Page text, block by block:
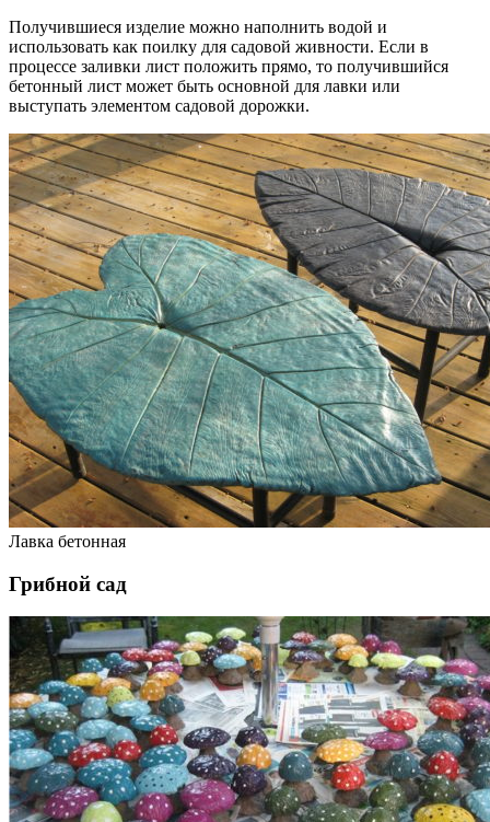
Получившиеся изделие можно наполнить водой и
использовать как поилку для садовой живности. Если в
процессе заливки лист положить прямо, то получившийся
бетонный лист может быть основной для лавки или
выступать элементом садовой дорожки.
Лавка бетонная
Грибной сад